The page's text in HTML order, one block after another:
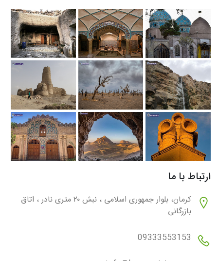
ارتباط با ما
کرمان، بلوار جمهوری اسلامی ، نبش ۲۰ متری نادر ، اتاق
بازرگانی
09333553153